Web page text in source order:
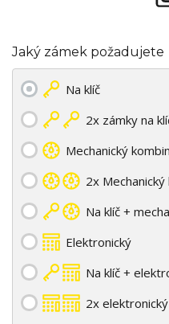
Jaký zámek požadujete
Na klíč
2x zámky na
Mechanický
2x Mechanický
Na klíč +
Elektronický
Na klíč +
2x elektronický